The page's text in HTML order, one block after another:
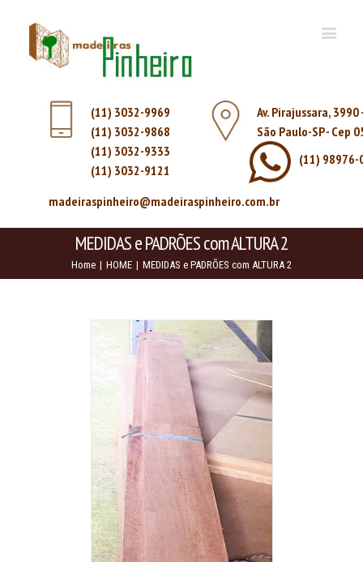
(11) 3032-9969
(11) 3032-9868
(11) 3032-9333
(11) 3032-9121
Av. Pirajussara,
São Paulo-SP - Cep
(11) 98976-
madeiraspinheiro@madeiraspinheiro.com.br
MEDIDAS e PADRÕES com ALTURA 2
Home | HOME | MEDIDAS e PADRÕES com ALTURA 2